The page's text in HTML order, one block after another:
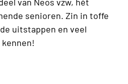
senioren. Zin in toffe
uitstappen en veel